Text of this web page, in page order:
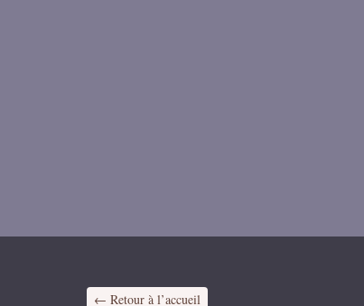
← Retour à l’accueil